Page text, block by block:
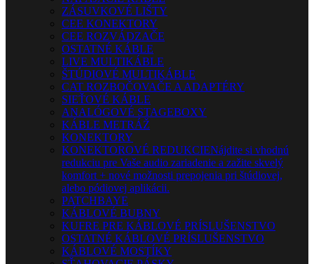
ZÁSUVKOVÉ LIŠTY
CEE KONEKTORY
CEE ROZVÁDZAČE
OSTATNÉ KÁBLE
LIVE MULTIKÁBLE
ŠTÚDIOVÉ MULTIKÁBLE
CAT ROZBOČOVAČE A ADAPTÉRY
SIEŤOVÉ KÁBLE
ANALÓGOVÉ STAGEBOXY
KÁBLE METRÁŽ
KONEKTORY
KONEKTOROVÉ REDUKCIENájdite si vhodnú
redukciu pre Vaše audio zariadenie a zažite skvelý
komfort + nové možnosti prepojenia pri štúdiovej,
alebo pódiovej aplikácii.
PATCHBAYE
KÁBLOVÉ BUBNY
KUFRE PRE KÁBLOVÉ PRÍSLUŠENSTVO
OSTATNÉ KÁBLOVÉ PRÍSLUŠENSTVO
KÁBLOVÉ MOSTÍKY